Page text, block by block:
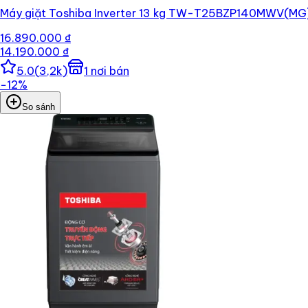
Máy giặt Toshiba Inverter 13 kg TW-
16.890.000 ₫
14.190.000 ₫
5.0(3,2k) 1 nơi bán
−12%
So sánh